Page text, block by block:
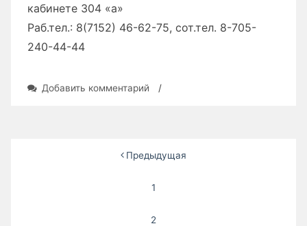
кабинете 304 «а»
Раб.тел.: 8(7152) 46-62-75, сот.тел. 8-705-
240-44-44
Добавить комментарийк
СКО
/
Предыдущая
1
2